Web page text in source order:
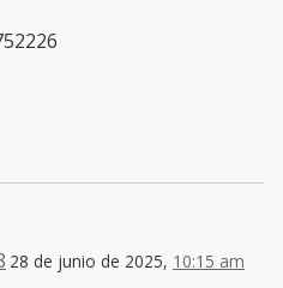
28 de junio de 2025, 10:15 am